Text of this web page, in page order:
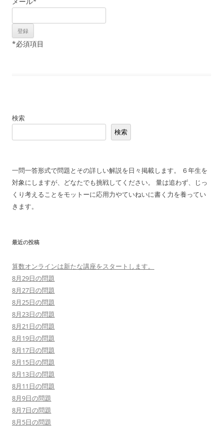
*必須項目
検索
検索
一問一答形式で問題とその詳しい解説を日々掲載します。 ６年生を
対象にしますが、どなたでも挑戦してください。 量は追わず、じっ
くり考えることをモットーに応用力やていねいに書く力を養ってい
きます。
最近の投稿
算数オンラインは新たな講座をスタートします。
8月29日の問題
8月27日の問題
8月25日の問題
8月23日の問題
8月21日の問題
8月19日の問題
8月17日の問題
8月15日の問題
8月13日の問題
8月11日の問題
8月9日の問題
8月7日の問題
8月5日の問題